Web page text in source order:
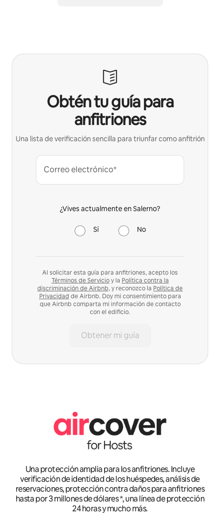
Obtén tu guía para
anfitriones
Una lista de verificación sencilla para triunfar como anfitrión
Correo electrónico*
¿Vives actualmente en Salerno?
Sí No
Al solicitar esta guía para anfitriones, acepto los
Términos de Servicioy la Política contra la
discriminación de Airbnb,y reconozco la Política de
Privacidad de Airbnb. Doy mi consentimiento para
que Airbnb comparta mi información de contacto
con el edificio.
Obtener mi guía
Una protección amplia para los anfitriones. Incluye
verificación de identidad de los huéspedes, análisis de
reservaciones, protección contra daños para anfitriones
hasta por 3 millones de dólares *, una línea de protección
24 horas y mucho más.